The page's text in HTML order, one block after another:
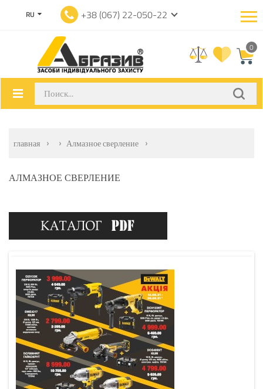
RU +38 (067) 22-050-22
0
главная Алмазное сверление
АЛМАЗНОЕ СВЕРЛЕНИЕ